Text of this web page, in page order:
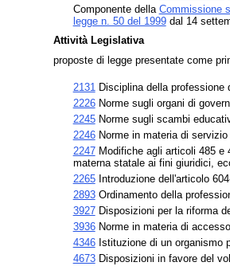
Componente della Commissione
legge n. 50 del 1999dal 14
Attività Legislativa
proposte di legge presentate come
2131 Disciplina della
2226Norme sugli organi di
2245Norme sugli scambi
2246Norme in materia di
2247Modifiche agli articoli 485 e
materna statale ai fini giuridici,
2265Introduzione dell'articolo
2893Ordinamento della
3927Disposizioni per la riforma
3936Norme in materia di
4346Istituzione di un organismo
4673Disposizioni in favore del